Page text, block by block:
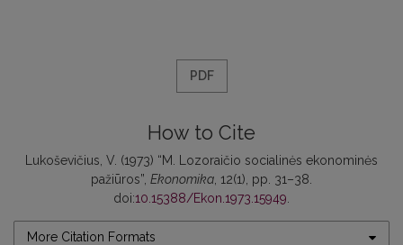
PDF
How to Cite
Lukoševičius, V. (1973) “M. Lozoraičio socialinės ekonominės
pažiūros”, Ekonomika , 12(1), pp. 31–38.
doi:10.15388/Ekon.1973.15949
More Citation Formats